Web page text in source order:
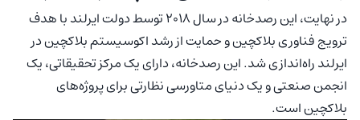
در نهایت، این رصدخانه در سال 2018 توسط دولت ایرلند با هدف
ترویج فناوری بلاکچین و حمایت از رشد اکوسیستم بلاکچین در
ایرلند راه‌اندازی شد. این رصدخانه، دارای یک مرکز تحقیقاتی، یک
انجمن صنعتی و یک دنیای متاورسی نظارتی برای پروژه‌های
بلاکچین است.